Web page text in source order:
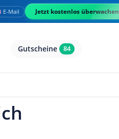
E-Mail Jetzt kostenlos überwachen
Gutscheine 84